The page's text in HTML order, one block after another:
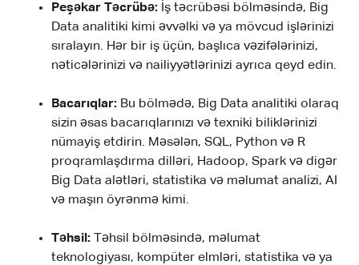
Peşəkar Təcrübə: İş təcrübəsi bölməsində, Big
Data analitiki kimi əvvəlki və ya mövcud işlərinizi
sıralayın. Hər bir iş üçün, başlıca vəzifələrinizi,
nəticələrinizi və nailiyyətlərinizi ayrıca qeyd edin.
Bacarıqlar: Bu bölmədə, Big Data analitiki olaraq
sizin əsas bacarıqlarınızı və texniki biliklərinizi
nümayiş etdirin. Məsələn, SQL, Python və R
proqramlaşdırma dilləri, Hadoop, Spark və digər
Big Data alətləri, statistika və məlumat analizi, AI
və maşın öyrənmə kimi.
Təhsil: Təhsil bölməsində, məlumat
teknologiyası, kompüter elmləri, statistika və ya